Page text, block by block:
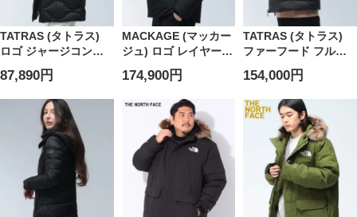
TATRAS (タトラス)
ロゴ ジャージコンビ
異素材 スタンド フル
ジップ ダウンコート
FESTUCA フェストゥ
カ TRLFESTUCA5 レ
ディース
87,890円
MACKAGE (マッカー
ジュ) ロゴ レイヤード
フルジップ ダウンジ
ャケット GRAYDON
MKGGRAYDON5 メ
174,900円
TATRAS (タトラス)
ファーフード フルジ
ップ ショート丈 ダウ
ンジャケット
VARENA ヴァレナ
TRLVARENA5 レディ
154,000円